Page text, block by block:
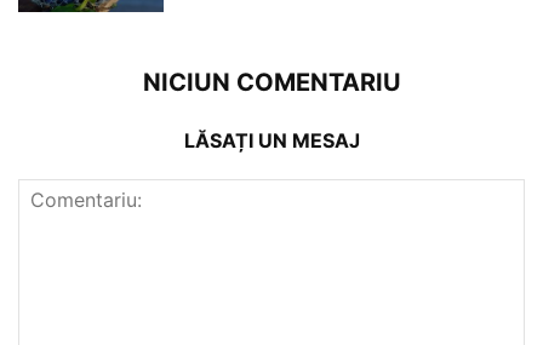
NICIUN COMENTARIU
LĂSAȚI UN MESAJ